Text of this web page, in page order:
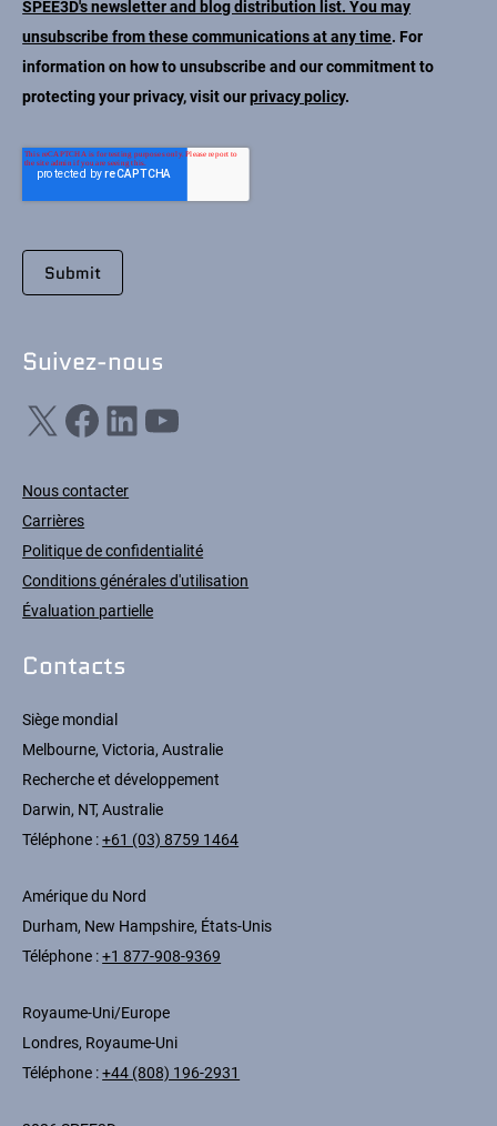
SPEE3D's newsletter and blog distribution list. You may
unsubscribe from these communications at any time. For
information on how to unsubscribe and our commitment to
protecting your privacy, visit ourprivacy policy.
Suivez-nous
X Facebook LinkedIn YouTube
Nous contacter
Carrières
Politique de confidentialité
Conditions générales d'utilisation
Évaluation partielle
Contacts
Siège mondial
Melbourne, Victoria, Australie
Recherche et développement
Darwin, NT, Australie
Téléphone :+61 (03) 8759 1464
Amérique du Nord
Durham, New Hampshire, États-Unis
Téléphone :+1 877-908-9369
Royaume-Uni/Europe
Londres, Royaume-Uni
Téléphone :+44 (808) 196-2931